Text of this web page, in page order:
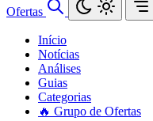
Ofertas
Início
Notícias
Análises
Guias
Categorias
🔥 Grupo de Ofertas